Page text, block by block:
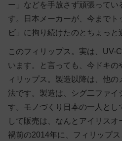
ー」などを手放さず頑張ってい
す。日本メーカーが、今までト
ビ」に拘り続けたのとちょっと
このフィリップス。実は、UV-
います。と言っても、今ドキの
ィリップス。製造以降は、他
法です。製造は、シグ二ファ
す。モノづくり日本の一人とし
して販売は、なんとアイリス
禍前の2014年に、フィリップ